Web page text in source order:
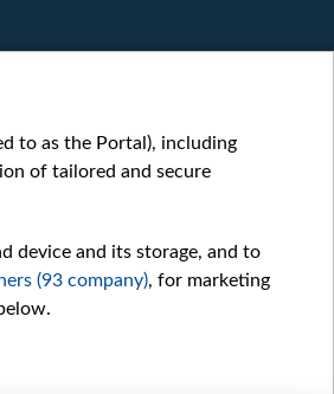
to as the Portal), including
of tailored and secure
device and its storage, and to
(93 company), for marketing